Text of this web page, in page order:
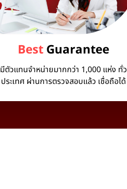
BestGuarantee
มีตัวแทนจำหน่ายมากกว่า 1,000 แห่ง ทั่ว
ประเทศ ผ่านการตรวจสอบแล้ว เชื่อถือได้